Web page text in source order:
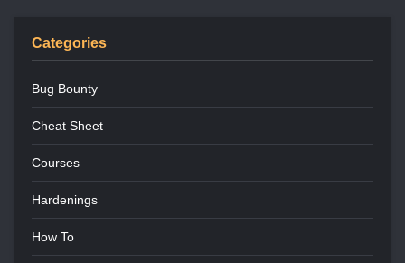
Categories
Bug Bounty
Cheat Sheet
Courses
Hardenings
How To